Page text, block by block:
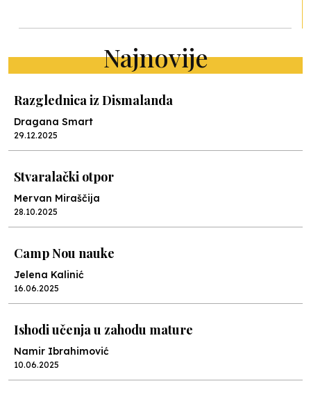
Najnovije
Razglednica iz Dismalanda
Dragana Smart
29.12.2025
Stvaralački otpor
Mervan Miraščija
28.10.2025
Camp Nou nauke
Jelena Kalinić
16.06.2025
Ishodi učenja u zahodu mature
Namir Ibrahimović
10.06.2025